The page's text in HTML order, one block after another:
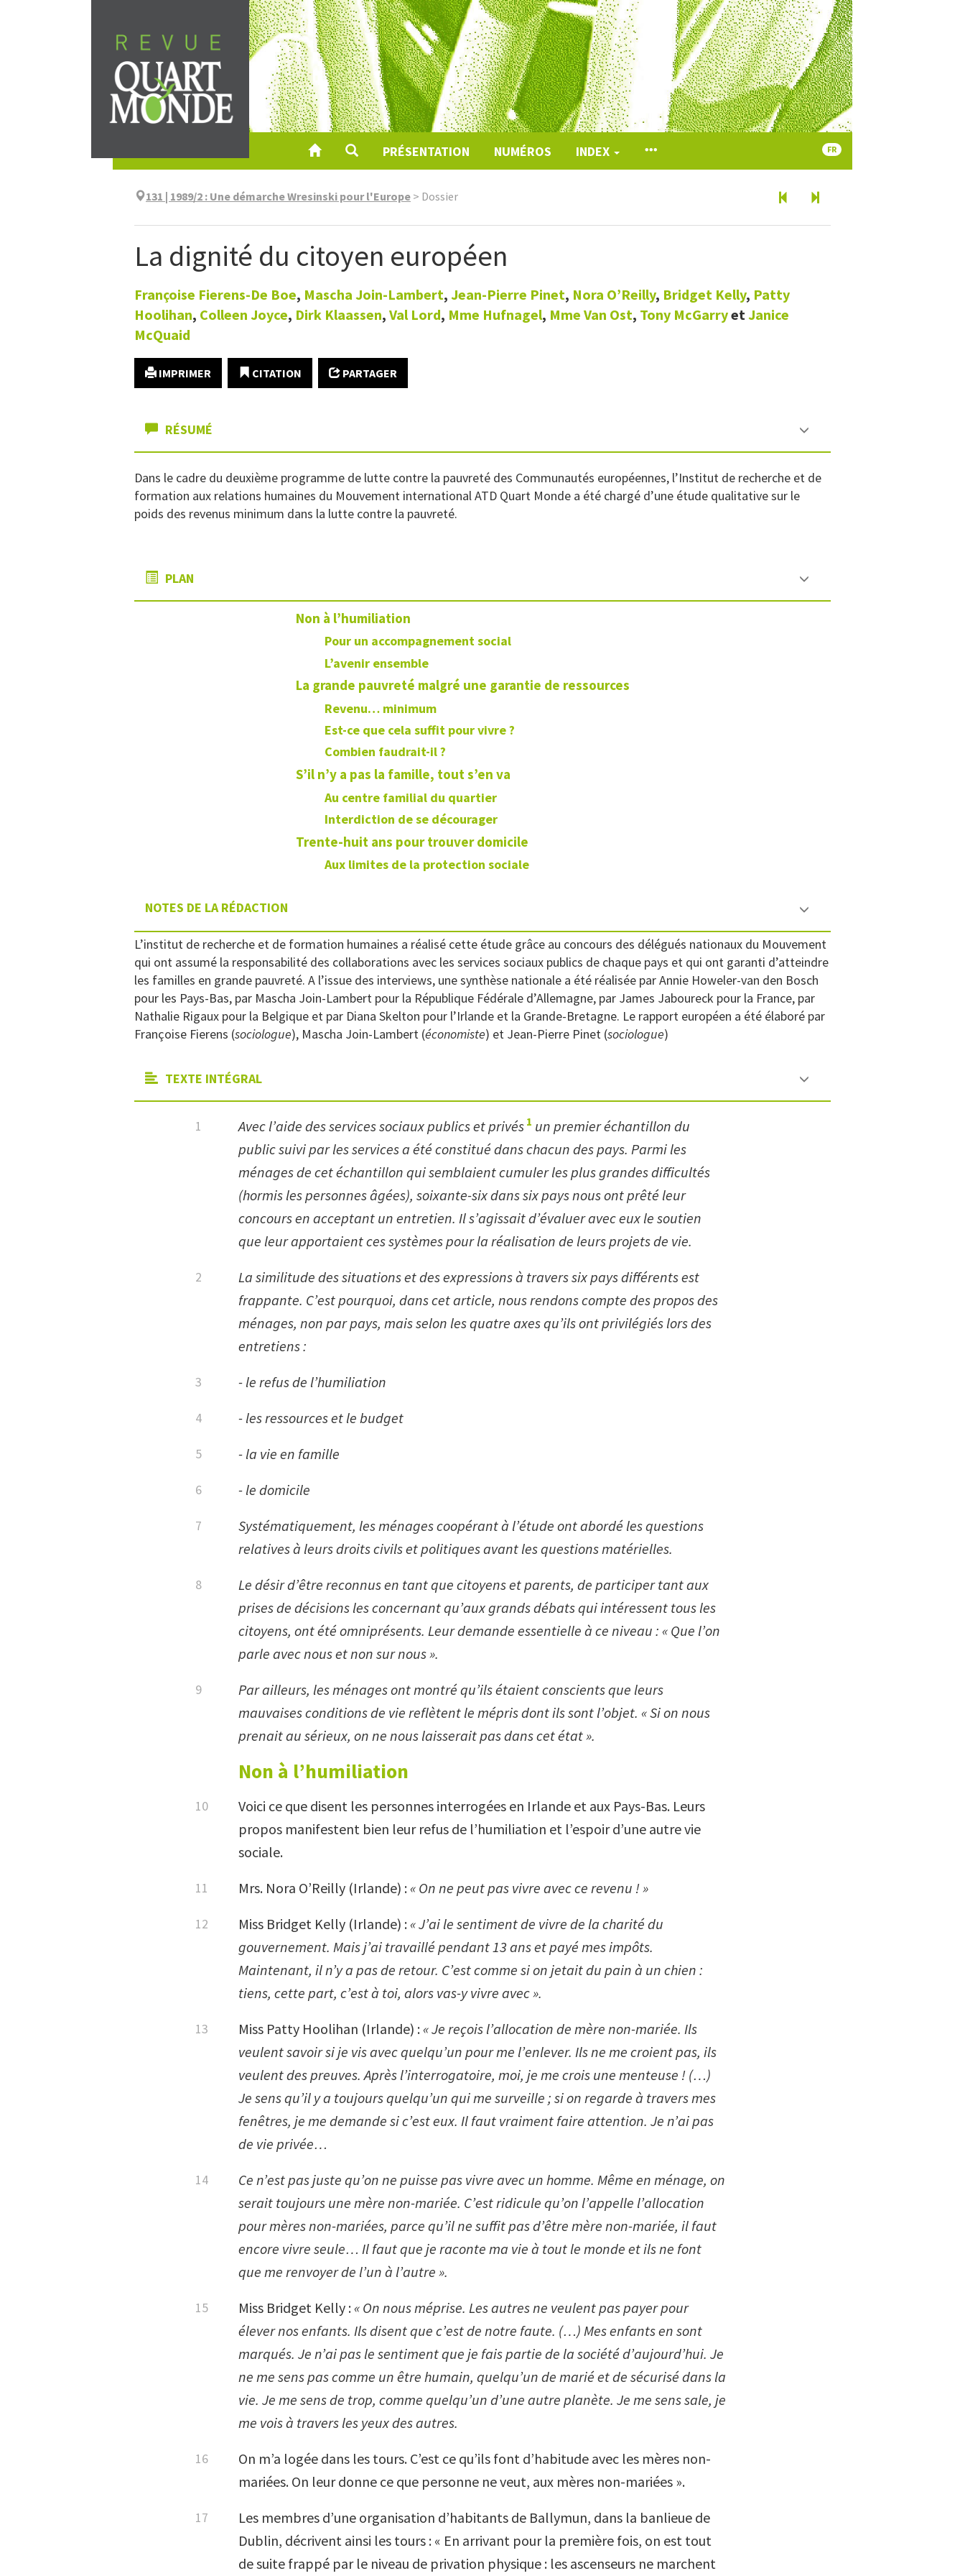
au
contenu
PRÉSENTATION NUMÉROS INDEX FR
131 | 1989/2 : Une démarche Wresinski pour l'Europe > Dossier
La dignité du citoyen européen
Françoise Fierens-De Boe, Mascha Join-Lambert, Jean-Pierre Pinet, Nora O’Reilly, Bridget Kelly, Patty
Hoolihan, Colleen Joyce, Dirk Klaassen, Val Lord, Mme Hufnagel, Mme Van Ost, Tony McGarryetJanice
McQuaid
IMPRIMER CITATION PARTAGER
RÉSUMÉ
Dans le cadre du deuxième programme de lutte contre la pauvreté des Communautés européennes, l’Institut de recherche et de
formation aux relations humaines du Mouvement international ATD Quart Monde a été chargé d’une étude qualitative sur le
poids des revenus minimum dans la lutte contre la pauvreté.
PLAN
Non à l’humiliation
Pour un accompagnement social
L’avenir ensemble
La grande pauvreté malgré une garantie de ressources
Revenu… minimum
Est-ce que cela suffit pour vivre ?
Combien faudrait-il ?
S’il n’y a pas la famille, tout s’en va
Au centre familial du quartier
Interdiction de se décourager
Trente-huit ans pour trouver domicile
Aux limites de la protection sociale
NOTES DE LA RÉDACTION
L’institut de recherche et de formation humaines a réalisé cette étude grâce au concours des délégués nationaux du Mouvement
qui ont assumé la responsabilité des collaborations avec les services sociaux publics de chaque pays et qui ont garanti d’atteindre
les familles en grande pauvreté. A l’issue des interviews, une synthèse nationale a été réalisée par Annie Howeler-van den Bosch
pour les Pays-Bas, par Mascha Join-Lambert pour la République Fédérale d’Allemagne, par James Jaboureck pour la France, par
Nathalie Rigaux pour la Belgique et par Diana Skelton pour l’Irlande et la Grande-Bretagne. Le rapport européen a été élaboré par
Françoise Fierens (sociologue), Mascha Join-Lambert (économiste) et Jean-Pierre Pinet (sociologue)
TEXTE INTÉGRAL
Avec l’aide des services sociaux publics et privés 1 un premier échantillon du
public suivi par les services a été constitué dans chacun des pays. Parmi les
ménages de cet échantillon qui semblaient cumuler les plus grandes difficultés
(hormis les personnes âgées), soixante-six dans six pays nous ont prêté leur
concours en acceptant un entretien. Il s’agissait d’évaluer avec eux le soutien
que leur apportaient ces systèmes pour la réalisation de leurs projets de vie.
La similitude des situations et des expressions à travers six pays différents est
frappante. C’est pourquoi, dans cet article, nous rendons compte des propos des
ménages, non par pays, mais selon les quatre axes qu’ils ont privilégiés lors des
entretiens :
- le refus de l’humiliation
- les ressources et le budget
- la vie en famille
- le domicile
Systématiquement, les ménages coopérant à l’étude ont abordé les questions
relatives à leurs droits civils et politiques avant les questions matérielles.
Le désir d’être reconnus en tant que citoyens et parents, de participer tant aux
prises de décisions les concernant qu’aux grands débats qui intéressent tous les
citoyens, ont été omniprésents. Leur demande essentielle à ce niveau : « Que l’on
parle avec nous et non sur nous ».
Par ailleurs, les ménages ont montré qu’ils étaient conscients que leurs
mauvaises conditions de vie reflètent le mépris dont ils sont l’objet. « Si on nous
prenait au sérieux, on ne nous laisserait pas dans cet état ».
Non à l’humiliation
Voici ce que disent les personnes interrogées en Irlande et aux Pays-Bas. Leurs
propos manifestent bien leur refus de l’humiliation et l’espoir d’une autre vie
sociale.
Mrs. Nora O’Reilly (Irlande) : « On ne peut pas vivre avec ce revenu ! »
Miss Bridget Kelly (Irlande) : « J’ai le sentiment de vivre de la charité du
gouvernement. Mais j’ai travaillé pendant 13 ans et payé mes impôts.
Maintenant, il n’y a pas de retour. C’est comme si on jetait du pain à un chien :
tiens, cette part, c’est à toi, alors vas-y vivre avec ».
Miss Patty Hoolihan (Irlande) : « Je reçois l’allocation de mère non-mariée. Ils
veulent savoir si je vis avec quelqu’un pour me l’enlever. Ils ne me croient pas, ils
veulent des preuves. Après l’interrogatoire, moi, je me crois une menteuse ! (…)
Je sens qu’il y a toujours quelqu’un qui me surveille ; si on regarde à travers mes
fenêtres, je me demande si c’est eux. Il faut vraiment faire attention. Je n’ai pas
de vie privée…
Ce n’est pas juste qu’on ne puisse pas vivre avec un homme. Même en ménage, on
serait toujours une mère non-mariée. C’est ridicule qu’on l’appelle l’allocation
pour mères non-mariées, parce qu’il ne suffit pas d’être mère non-mariée, il faut
encore vivre seule… Il faut que je raconte ma vie à tout le monde et ils ne font
que me renvoyer de l’un à l’autre ».
Miss Bridget Kelly : « On nous méprise. Les autres ne veulent pas payer pour
élever nos enfants. Ils disent que c’est de notre faute. (…) Mes enfants en sont
marqués. Je n’ai pas le sentiment que je fais partie de la société d’aujourd’hui. Je
ne me sens pas comme un être humain, quelqu’un de marié et de sécurisé dans la
vie. Je me sens de trop, comme quelqu’un d’une autre planète. Je me sens sale, je
me vois à travers les yeux des autres.
On m’a logée dans les tours. C’est ce qu’ils font d’habitude avec les mères non-
mariées. On leur donne ce que personne ne veut, aux mères non-mariées ».
Les membres d’une organisation d’habitants de Ballymun, dans la banlieue de
Dublin, décrivent ainsi les tours : « En arrivant pour la première fois, on est tout
de suite frappé par le niveau de privation physique : les ascenseurs ne marchent